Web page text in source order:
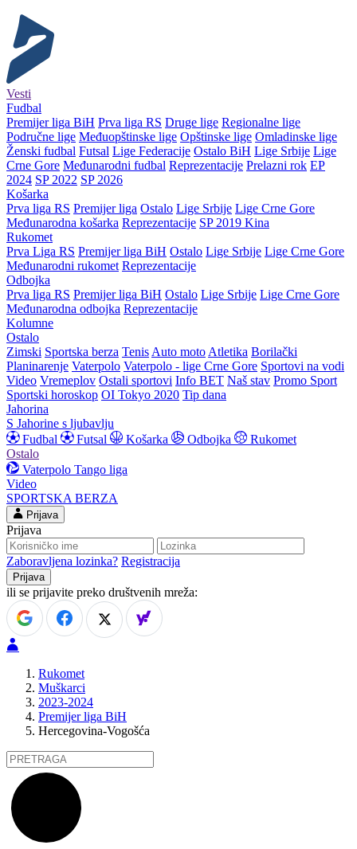
Vesti
Fudbal
Premijer liga BiH Prva liga RS Druge lige Regionalne lige
Područne lige Međuopštinske lige Opštinske lige Omladinske lige
Ženski fudbal Futsal Lige Federacije Ostalo BiH Lige Srbije Lige
Crne Gore Međunarodni fudbal Reprezentacije Prelazni rok EP
2024 SP 2022 SP 2026
Košarka
Prva liga RS Premijer liga Ostalo Lige Srbije Lige Crne Gore
Međunarodna košarka Reprezentacije SP 2019 Kina
Rukomet
Prva Liga RS Premijer liga BiH Ostalo Lige Srbije Lige Crne Gore
Međunarodni rukomet Reprezentacije
Odbojka
Prva liga RS Premijer liga BiH Ostalo Lige Srbije Lige Crne Gore
Međunarodna odbojka Reprezentacije
Kolumne
Ostalo
Zimski Sportska berza Tenis Auto moto Atletika Borilački
Planinarenje Vaterpolo Vaterpolo - lige Crne Gore Sportovi na vodi
Video Vremeplov Ostali sportovi Info BET Naš stav Promo Sport
Sportski horoskop OI Tokyo 2020 Tip dana
Jahorina
S Jahorine s ljubavlju
Fudbal
Futsal Košarka Odbojka
Rukomet
Ostalo
Vaterpolo Tango liga
Video
SPORTSKA BERZA
Prijava
Prijava
Zaboravljena lozinka? Registracija
ili se prijavite preko društvenih mreža:
Rukomet
Muškarci
2023-2024
Premijer liga BiH
Hercegovina-Vogošća